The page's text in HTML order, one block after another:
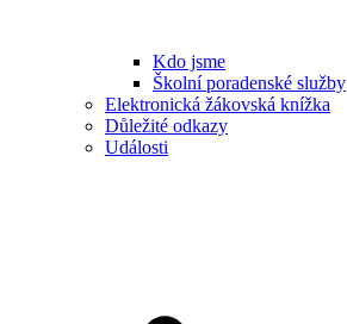
Kdo jsme
Školní poradenské služby
Elektronická žákovská knížka
Důležité odkazy
Události